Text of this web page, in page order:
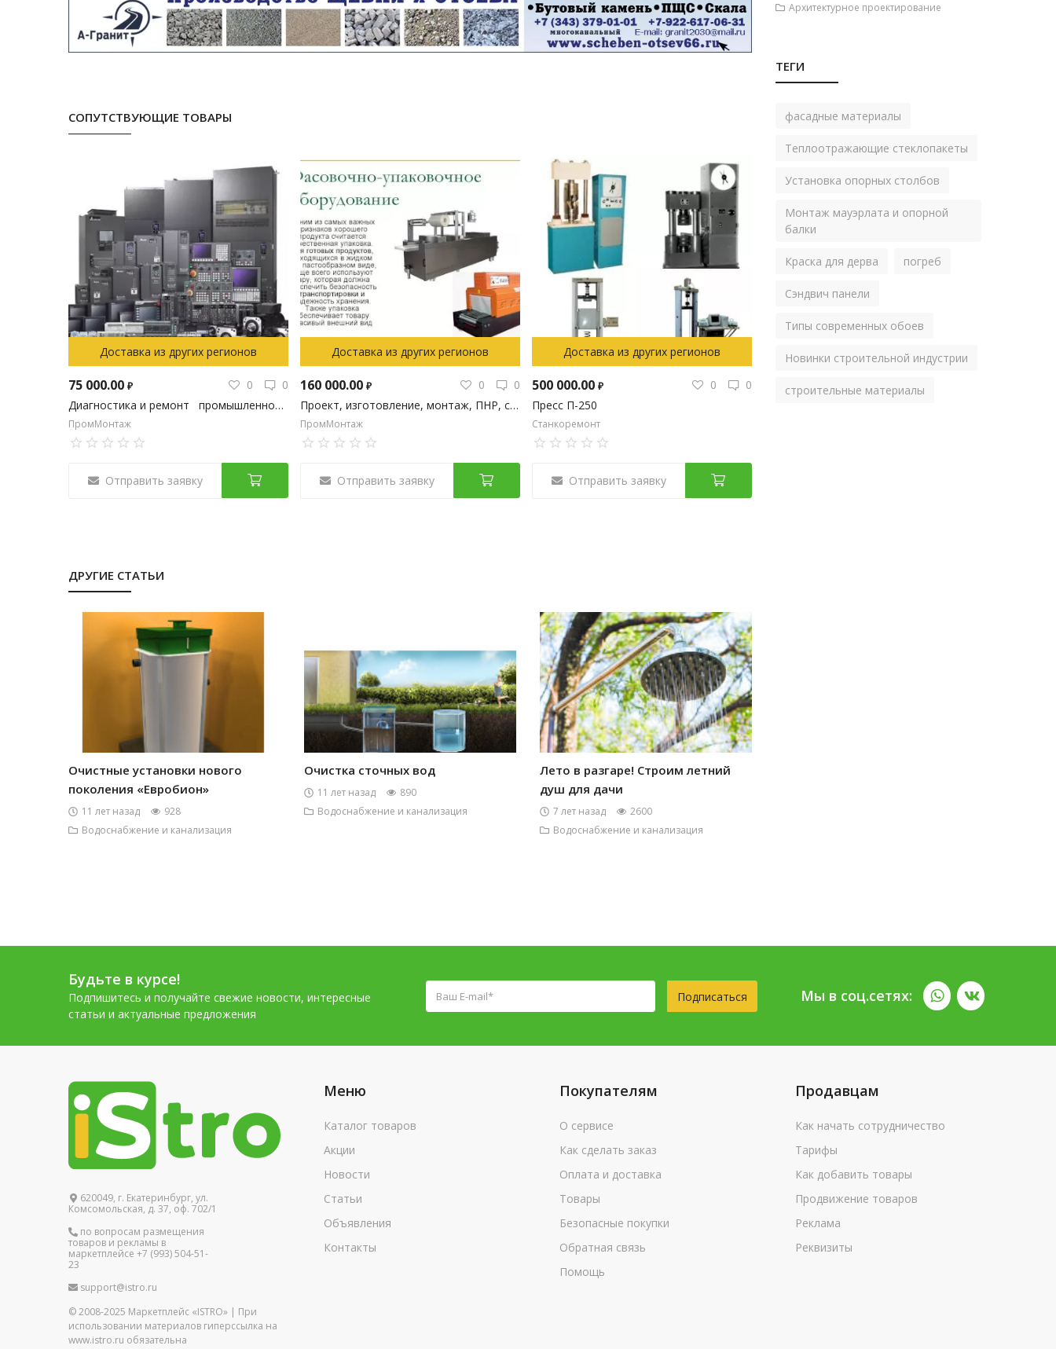
СОПУТСТВУЮЩИЕ ТОВАРЫ
Доставка из других регионов
75 000.00 ₽ 0
0
Диагностика и ремонт промышленного оборудования
ПромМонтаж
Отправить заявку
Доставка из других регионов
160 000.00 ₽ 0
0
Проект, изготовление, монтаж, ПНР, сервис оборудования
ПромМонтаж
Отправить заявку
Доставка из других регионов
500 000.00 ₽ 0
0
Пресс П-250
Станкоремонт
Отправить заявку
ДРУГИЕ СТАТЬИ
Очистные установки нового
поколения «Евробион»
11 лет назад
928
Водоснабжение и канализация
Очистка сточных вод
11 лет назад
890
Водоснабжение и канализация
Лето в разгаре! Строим летний
душ для дачи
7 лет назад
2600
Водоснабжение и канализация
Архитектурное проектирование
ТЕГИ
фасадные материалы
Теплоотражающие стеклопакеты
Установка опорных столбов
Монтаж мауэрлата и опорной
балки
Краска для дерва погреб
Сэндвич панели
Типы современных обоев
Новинки строительной индустрии
строительные материалы
Будьте в курсе!
Подпишитесь и получайте свежие новости, интересные
статьи и актуальные предложения
Подписаться Мы в соц.сетях:
620049, г. Екатеринбург, ул.
Комсомольская, д. 37, оф. 702/1
по вопросам размещения
товаров и рекламы в
маркетплейсе +7 (993) 504-51-
23
support@istro.ru
© 2008-2025 Маркетплейс «ISTRO» | При
использовании материалов гиперссылка на
www.istro.ru обязательна
Меню
Каталог товаров
Акции
Новости
Статьи
Объявления
Контакты
Покупателям
О сервисе
Как сделать заказ
Оплата и доставка
Товары
Безопасные покупки
Обратная связь
Помощь
Продавцам
Как начать сотрудничество
Тарифы
Как добавить товары
Продвижение товаров
Реклама
Реквизиты